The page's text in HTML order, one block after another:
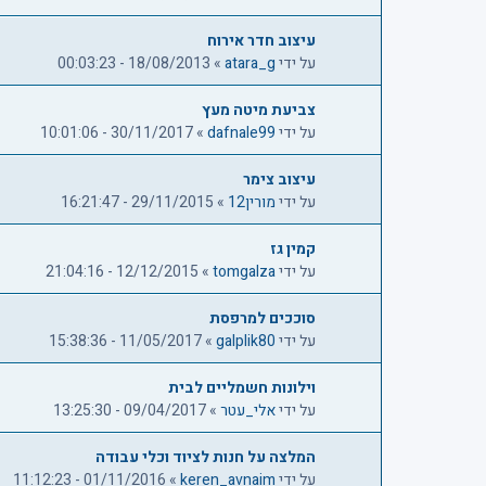
ת
ד
ם
עיצוב חדר אירוח
על ידיatara_g
»
18/08/2013 - 00:03:23
צביעת מיטה מעץ
על ידיdafnale99
»
30/11/2017 - 10:01:06
עיצוב צימר
על ידימורין12 »
29/11/2015 - 16:21:47
קמין גז
על ידיtomgalza
»
12/12/2015 - 21:04:16
סוככים למרפסת
על ידיgalplik80
»
11/05/2017 - 15:38:36
וילונות חשמליים לבית
על ידיאלי_עטר»
09/04/2017 - 13:25:30
המלצה על חנות לציוד וכלי עבודה
על ידיkeren_avnaim
»
01/11/2016 - 11:12:23